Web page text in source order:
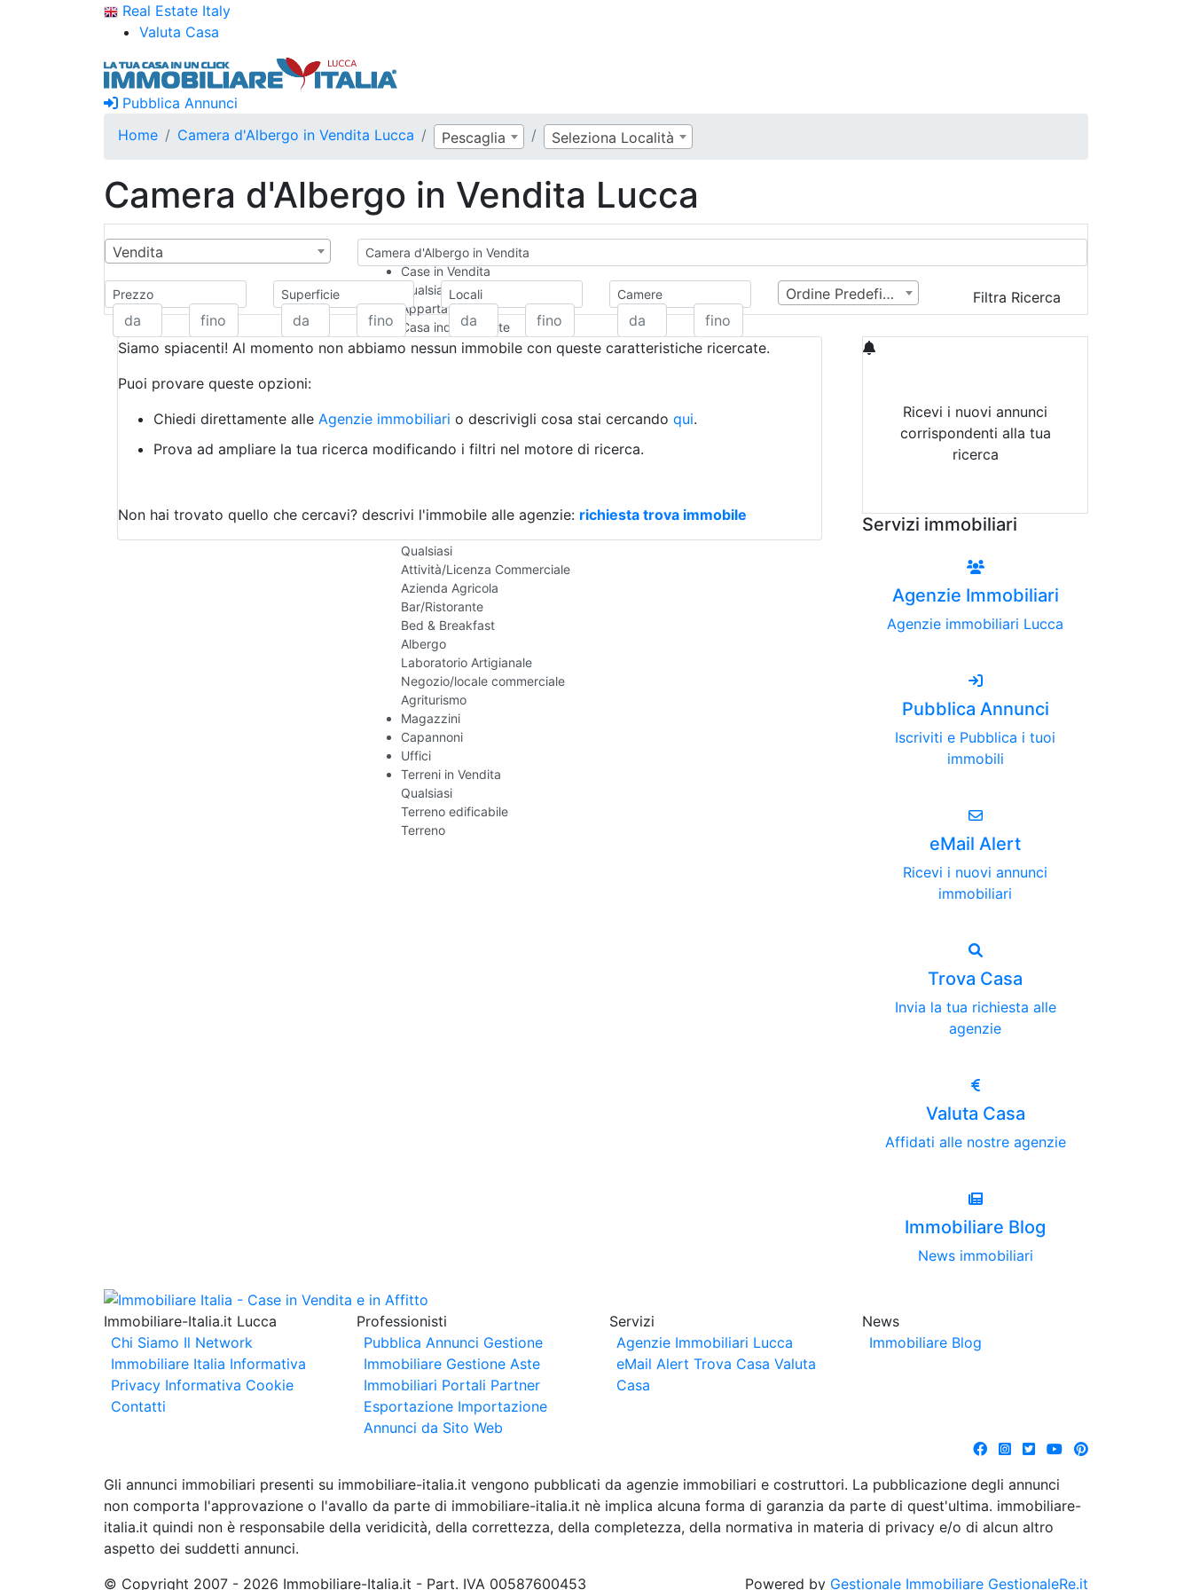
Real Estate Italy
Valuta Casa
Pubblica Annunci
Home
Camera d'Albergo in Vendita Lucca Pescaglia Seleziona Località
Camera d'Albergo in Vendita Lucca
Vendita
Camera d'Albergo in Vendita
Case in Vendita
Qualsiasi
Appartamento
Casa indipendente
Casa Semi-indipendente
Rustico/Casale
Camera d'Albergo
Box/Garage
Qualsiasi
Attività/Licenza Commerciale
Azienda Agricola
Bar/Ristorante
Bed & Breakfast
Albergo
Laboratorio Artigianale
Negozio/locale commerciale
Agriturismo
Magazzini
Capannoni
Uffici
Terreni in Vendita
Qualsiasi
Terreno edificabile
Terreno
Prezzo Superficie Locali Camere Ordine Predefinito Filtra Ricerca
Siamo spiacenti! Al momento non abbiamo nessun immobile con queste caratteristiche ricercate.
Puoi provare queste opzioni:
Chiedi direttamente alle Agenzie immobiliari o descrivigli cosa stai cercando qui.
Prova ad ampliare la tua ricerca modificando i filtri nel motore di ricerca.
Non hai trovato quello che cercavi? descrivi l'immobile alle agenzie: richiesta trova immobile
Ricevi i nuovi annunci
corrispondenti alla tua
ricerca
Servizi immobiliari
Agenzie Immobiliari
Agenzie immobiliari Lucca
Pubblica Annunci
Iscriviti e Pubblica i tuoi
immobili
eMail Alert
Ricevi i nuovi annunci
immobiliari
Trova Casa
Invia la tua richiesta alle
agenzie
Valuta Casa
Affidati alle nostre agenzie
Immobiliare Blog
News immobiliari
Immobiliare-Italia.it Lucca
Chi Siamo Il Network
Immobiliare Italia Informativa
Privacy Informativa Cookie
Contatti
Professionisti
Pubblica Annunci Gestione
Immobiliare Gestione Aste
Immobiliari Portali Partner
Esportazione Importazione
Annunci da Sito Web
Servizi
Agenzie Immobiliari Lucca
eMail Alert Trova Casa Valuta
Casa
News
Immobiliare Blog
Gli annunci immobiliari presenti su immobiliare-italia.it vengono pubblicati da agenzie immobiliari e costruttori. La pubblicazione degli annunci
non comporta l'approvazione o l'avallo da parte di immobiliare-italia.it nè implica alcuna forma di garanzia da parte di quest'ultima. immobiliare-
italia.it quindi non è responsabile della veridicità, della correttezza, della completezza, della normativa in materia di privacy e/o di alcun altro
aspetto dei suddetti annunci.
© Copyright 2007 - 2026 Immobiliare-Italia.it - Part. IVA 00587600453
Powered by Gestionale Immobiliare GestionaleRe.it